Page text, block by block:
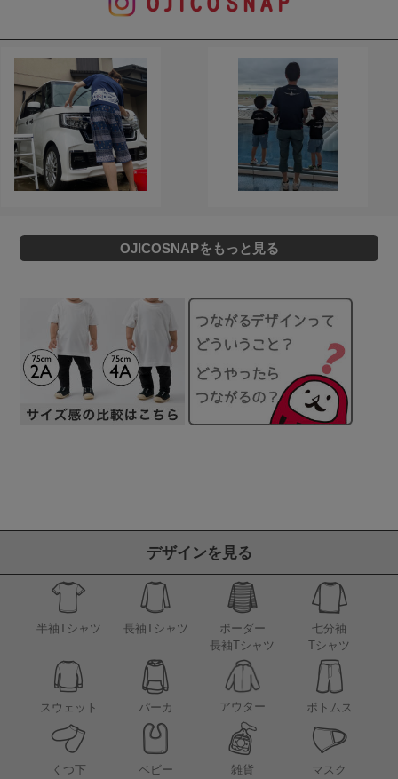
OJICOSNAPをもっと見る
デザインを見る
半袖Tシャツ 長袖Tシャツ
ボーダー
長袖Tシャツ
七分袖
Tシャツ
スウェット パーカ アウター ボトムス
くつ下 ベビー 雑貨 マスク